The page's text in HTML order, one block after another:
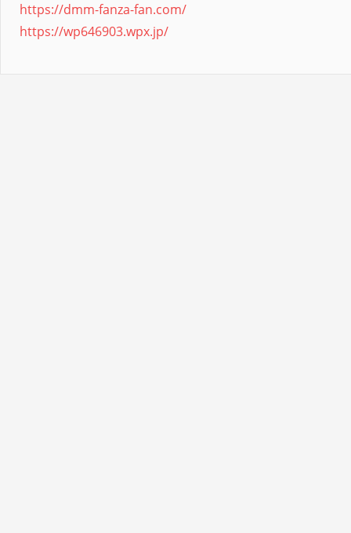
https://dmm-fanza-fan.com/
https://wp646903.wpx.jp/